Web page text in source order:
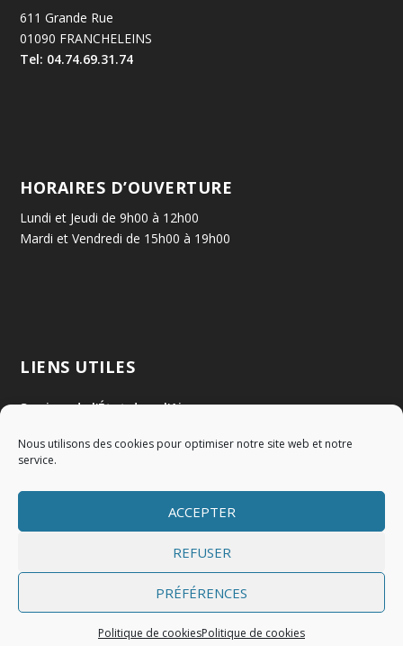
Nous utilisons des cookies pour optimiser notre site web et notre
service.
ACCEPTER
REFUSER
PRÉFÉRENCES
Politique de cookiesPolitique de cookies
611 Grande Rue
01090 FRANCHELEINS
Tel: 04.74.69.31.74
HORAIRES D’OUVERTURE
Lundi et Jeudi de 9h00 à 12h00
Mardi et Vendredi de 15h00 à 19h00
LIENS UTILES
Services de l'État dans l'Ain
Communauté de Communes Val de Saône Centre
SMIDOM